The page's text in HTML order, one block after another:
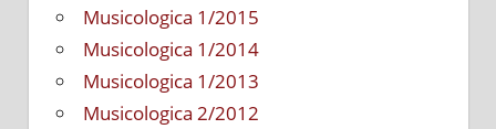
Musicologica 1/2015
Musicologica 1/2014
Musicologica 1/2013
Musicologica 2/2012